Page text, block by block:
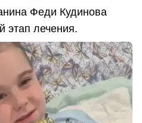
Феди Кудинова
этап лечения.